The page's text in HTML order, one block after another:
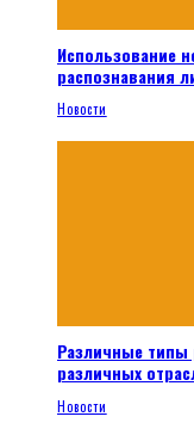
Использование
распознавания
Новости
Различные типы
различных
Новости